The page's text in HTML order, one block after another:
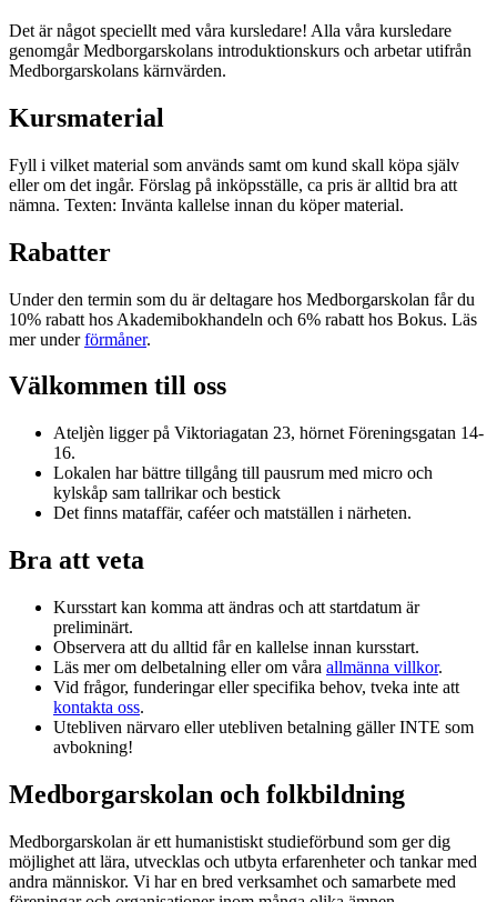
Det är något speciellt med våra kursledare! Alla våra kursledare
genomgår Medborgarskolans introduktionskurs och arbetar utifrån
Medborgarskolans kärnvärden.
Kursmaterial
Fyll i vilket material som används samt om kund skall köpa själv
eller om det ingår. Förslag på inköpsställe, ca pris är alltid bra att
nämna. Texten: Invänta kallelse innan du köper material.
Rabatter
Under den termin som du är deltagare hos Medborgarskolan får du
10% rabatt hos Akademibokhandeln och 6% rabatt hos Bokus. Läs
mer underförmåner.
Välkommen till oss
Ateljèn ligger på Viktoriagatan 23, hörnet Föreningsgatan 14-
16.
Lokalen har bättre tillgång till pausrum med micro och
kylskåp sam tallrikar och bestick
Det finns mataffär, caféer och matställen i närheten.
Bra att veta
Kursstart kan komma att ändras och att startdatum är
preliminärt.
Observera att du alltid får en kallelse innan kursstart.
Läs mer om delbetalning eller om våra allmänna villkor.
Vid frågor, funderingar eller specifika behov, tveka inte att
kontakta oss.
Utebliven närvaro eller utebliven betalning gäller INTE som
avbokning!
Medborgarskolan och folkbildning
Medborgarskolan är ett humanistiskt studieförbund som ger dig
möjlighet att lära, utvecklas och utbyta erfarenheter och tankar med
andra människor. Vi har en bred verksamhet och samarbete med